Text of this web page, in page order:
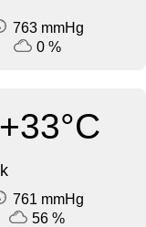
763 mmHg
0 %
+33°C
761 mmHg
56 %